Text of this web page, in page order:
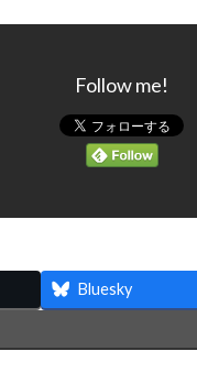
Follow me!
Bluesky